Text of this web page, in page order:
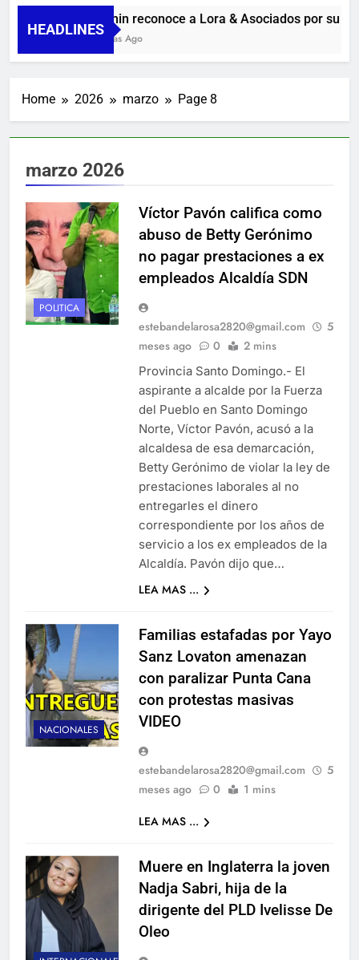
HEADLINES
Guanin reconoce a Lora & Asociados por su
9 Horas Ago
Home 2026 marzo Page 8
marzo 2026
POLITICA
Víctor Pavón califica como
abuso de Betty Gerónimo
no pagar prestaciones a ex
empleados Alcaldía SDN
estebandelarosa2820@gmail.com
5
meses ago
0 2 mins
Provincia Santo Domingo.- El
aspirante a alcalde por la Fuerza
del Pueblo en Santo Domingo
Norte, Víctor Pavón, acusó a la
alcaldesa de esa demarcación,
Betty Gerónimo de violar la ley de
prestaciones laborales al no
entregarles el dinero
correspondiente por los años de
servicio a los ex empleados de la
Alcaldía. Pavón dijo que…
LEA MAS ...
NACIONALES
Familias estafadas por Yayo
Sanz Lovaton amenazan
con paralizar Punta Cana
con protestas masivas
VIDEO
estebandelarosa2820@gmail.com
5
meses ago
0
1 mins
LEA MAS ...
Muere en Inglaterra la joven
Nadja Sabri, hija de la
dirigente del PLD Ivelisse De
Oleo